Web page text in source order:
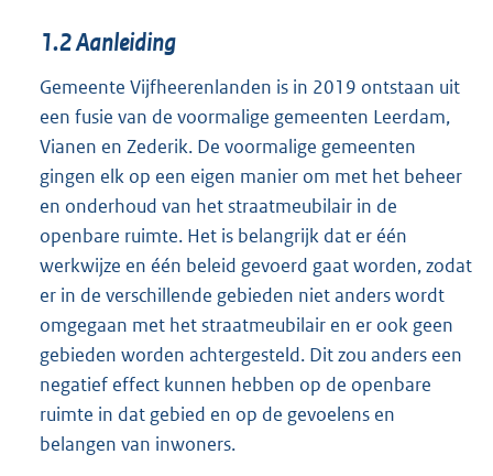
1.2Aanleiding
Gemeente Vijfheerenlanden is in 2019 ontstaan uit
een fusie van de voormalige gemeenten Leerdam,
Vianen en Zederik. De voormalige gemeenten
gingen elk op een eigen manier om met het beheer
en onderhoud van het straatmeubilair in de
openbare ruimte. Het is belangrijk dat er één
werkwijze en één beleid gevoerd gaat worden, zodat
er in de verschillende gebieden niet anders wordt
omgegaan met het straatmeubilair en er ook geen
gebieden worden achtergesteld. Dit zou anders een
negatief effect kunnen hebben op de openbare
ruimte in dat gebied en op de gevoelens en
belangen van inwoners.